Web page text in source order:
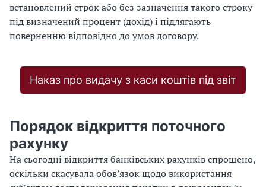
встановлений строк або без зазначення такого строку
під визначений процент (дохід) і підлягають
поверненню відповідно до умов договору.
Наказ про видачу з каси коштів під звіт
Порядок відкриття поточного
рахунку
На сьогодні відкриття банківських рахунків спрощено,
оскільки скасувала обов’язок щодо використання